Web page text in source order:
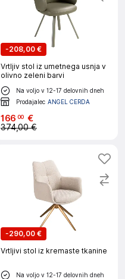
-208,00 €
Vrtljiv stol iz umetnega usnja v
olivno zeleni barvi
Na voljo v 12-17 delovnih dneh
Prodajalec ANGEL CERDA
166 00 €
374,00 €
-290,00 €
Vrtljivi stol iz kremaste tkanine
Na voljo v 12-17 delovnih dneh